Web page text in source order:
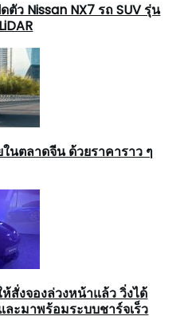
ตัว Nissan NX7 รถ SUV รุ่น
นตลาดจีน ด้วยราคาราว ๆ
ห้สั่งจองล่วงหน้าแล้ว วิ่งได้
ละมาพร้อมระบบชาร์จเร็ว